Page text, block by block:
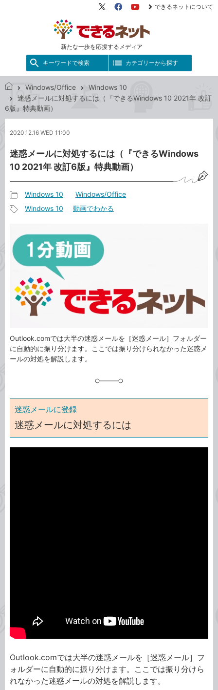
新たな一歩を応援するメディア
X（旧
FacebookYouTube
できるネットについて
キーワードで検索 カテゴリーから探す
で
き
ッ
Windows/Office
Windows 10
迷惑メールに対処するには（『できるWindows 10 2021年 改訂
6版』特典動画）
2020.12.16 WED 11:00
迷惑メールに対処するには（『できるWindows
10 2021年 改訂6版』特典動画）
事
テ
リ
Windows 10 Windows/Office
タ
Windows 10 動画でわかる
Outlook.comでは大半の迷惑メールを［迷惑メール］フォルダー
に自動的に振り分けます。ここでは振り分けられなかった迷惑メ
ールの対処を解説します。
迷惑メールに登録
迷惑メールに対処するには
Outlook.comでは大半の迷惑メールを［迷惑メール］フ
ォルダーに自動的に振り分けます。ここでは振り分けら
れなかった迷惑メールの対処を解説します。